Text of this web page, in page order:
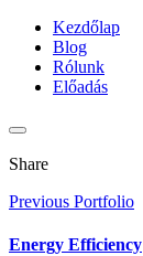
Kezdőlap
Blog
Rólunk
Előadás
Share
Previous Portfolio
Energy Efficiency